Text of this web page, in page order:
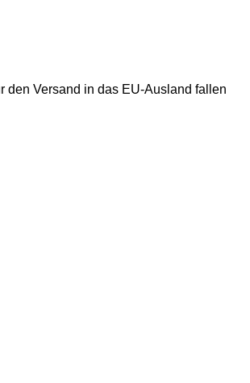
den Versand in das EU-Ausland fallen